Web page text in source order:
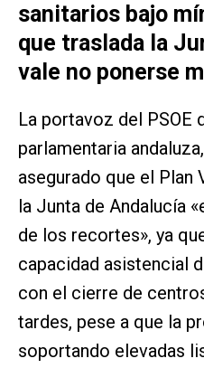
sanitarios bajo
que traslada la
vale no ponerse
La portavoz del PSOE
parlamentaria
asegurado que el Plan
la Junta de Andalucía
de los recortes», ya
capacidad asistencial
con el cierre de
tardes, pese a que la
soportando elevadas